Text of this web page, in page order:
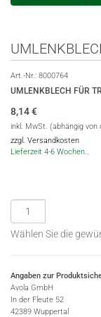
Art.-Nr.: 8000764
UMLENKBLECH FÜR
8,14€
inkl. MwSt. (abhängig
zzgl. Versandkosten
Lieferzeit 4-6 Wochen..
Wählen Sie die
Angaben zur
Avola GmbH
In der Fleute 52
42389 Wuppertal